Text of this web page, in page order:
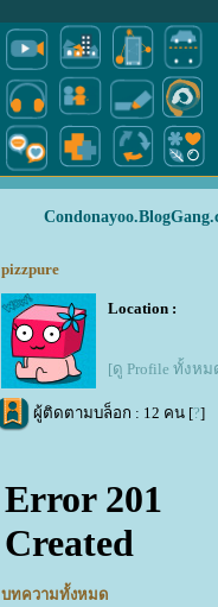
pizzpure
Location :
[ดู Profile ทั้งหม
ผู้ติดตามบล็อก : 12 คน [?]
บทความทั้งหมด